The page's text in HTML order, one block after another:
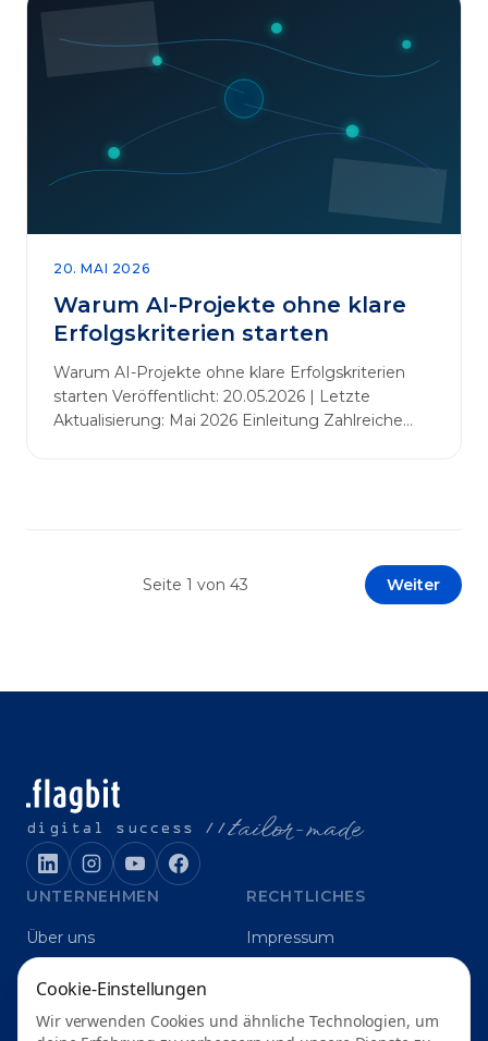
verschaffen. Oftmals liegt der Fokus dabei auf
praxisnahem Handeln: Erfahrungen sammeln,
Prototypen entwickeln und interne Skepsis
abbauen. Der zentrale Begriff dieses Beitrags ist
„Erfolgskriterien für AI-Projekte“. In [&hellip;]
20. MAI 2026
Warum AI-Projekte ohne klare
Erfolgskriterien starten
Warum AI-Projekte ohne klare Erfolgskriterien
starten Veröffentlicht: 20.05.2026 | Letzte
Aktualisierung: Mai 2026 Einleitung Zahlreiche
Prototypen entwickeln und interne Skepsis
abbauen. Der zentrale Begriff dieses Beitrags ist
Seite 1 von 43 Weiter
digital success //tailor-made
UNTERNEHMEN
Über uns
RECHTLICHES
Impressum
Cookie-Einstellungen
Wir verwenden Cookies und ähnliche Technologien, um